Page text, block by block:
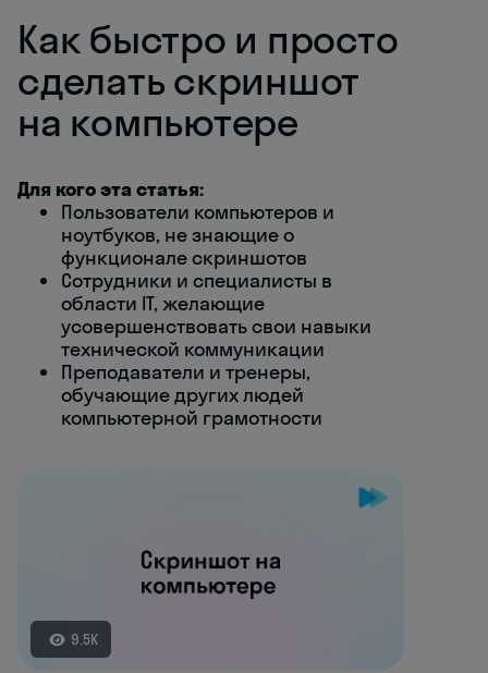
Как быстро и просто
сделать скриншот
на компьютере
Для кого эта статья:
Пользователи компьютеров и
ноутбуков, не знающие о
функционале скриншотов
Сотрудники и специалисты в
области IT, желающие
усовершенствовать свои навыки
технической коммуникации
Преподаватели и тренеры,
обучающие других людей
компьютерной грамотности
9.5K